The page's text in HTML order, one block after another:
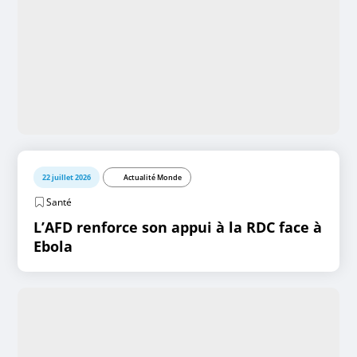
22 juillet 2026 Actualité Monde
Santé
L’AFD renforce son appui à la RDC face à
Ebola